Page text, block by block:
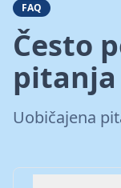
FAQ
Često
pitanja
Uobičajena